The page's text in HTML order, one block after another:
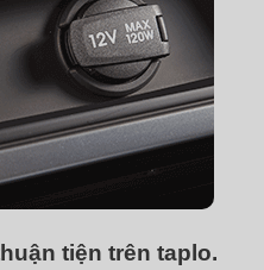
tiện trên taplo.